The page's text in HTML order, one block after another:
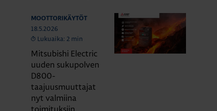
MOOTTORIKÄYTÖT
18.5.2026
Lukuaika: 2 min
Mitsubishi Electric
uuden sukupolven
D800-
taajuusmuuttajat
nyt valmiina